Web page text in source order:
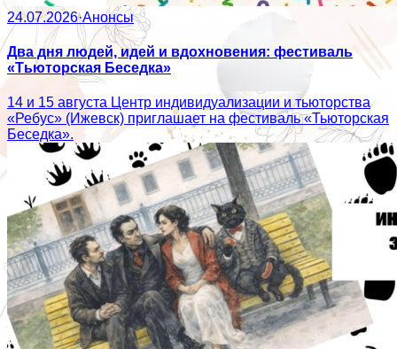
24.07.2026·Анонсы
Два дня людей, идей и вдохновения: фестиваль
«Тьюторская Беседка»
14 и 15 августа Центр индивидуализации и тьюторства
«Ребус» (Ижевск) приглашает на фестиваль «Тьюторская
Беседка».